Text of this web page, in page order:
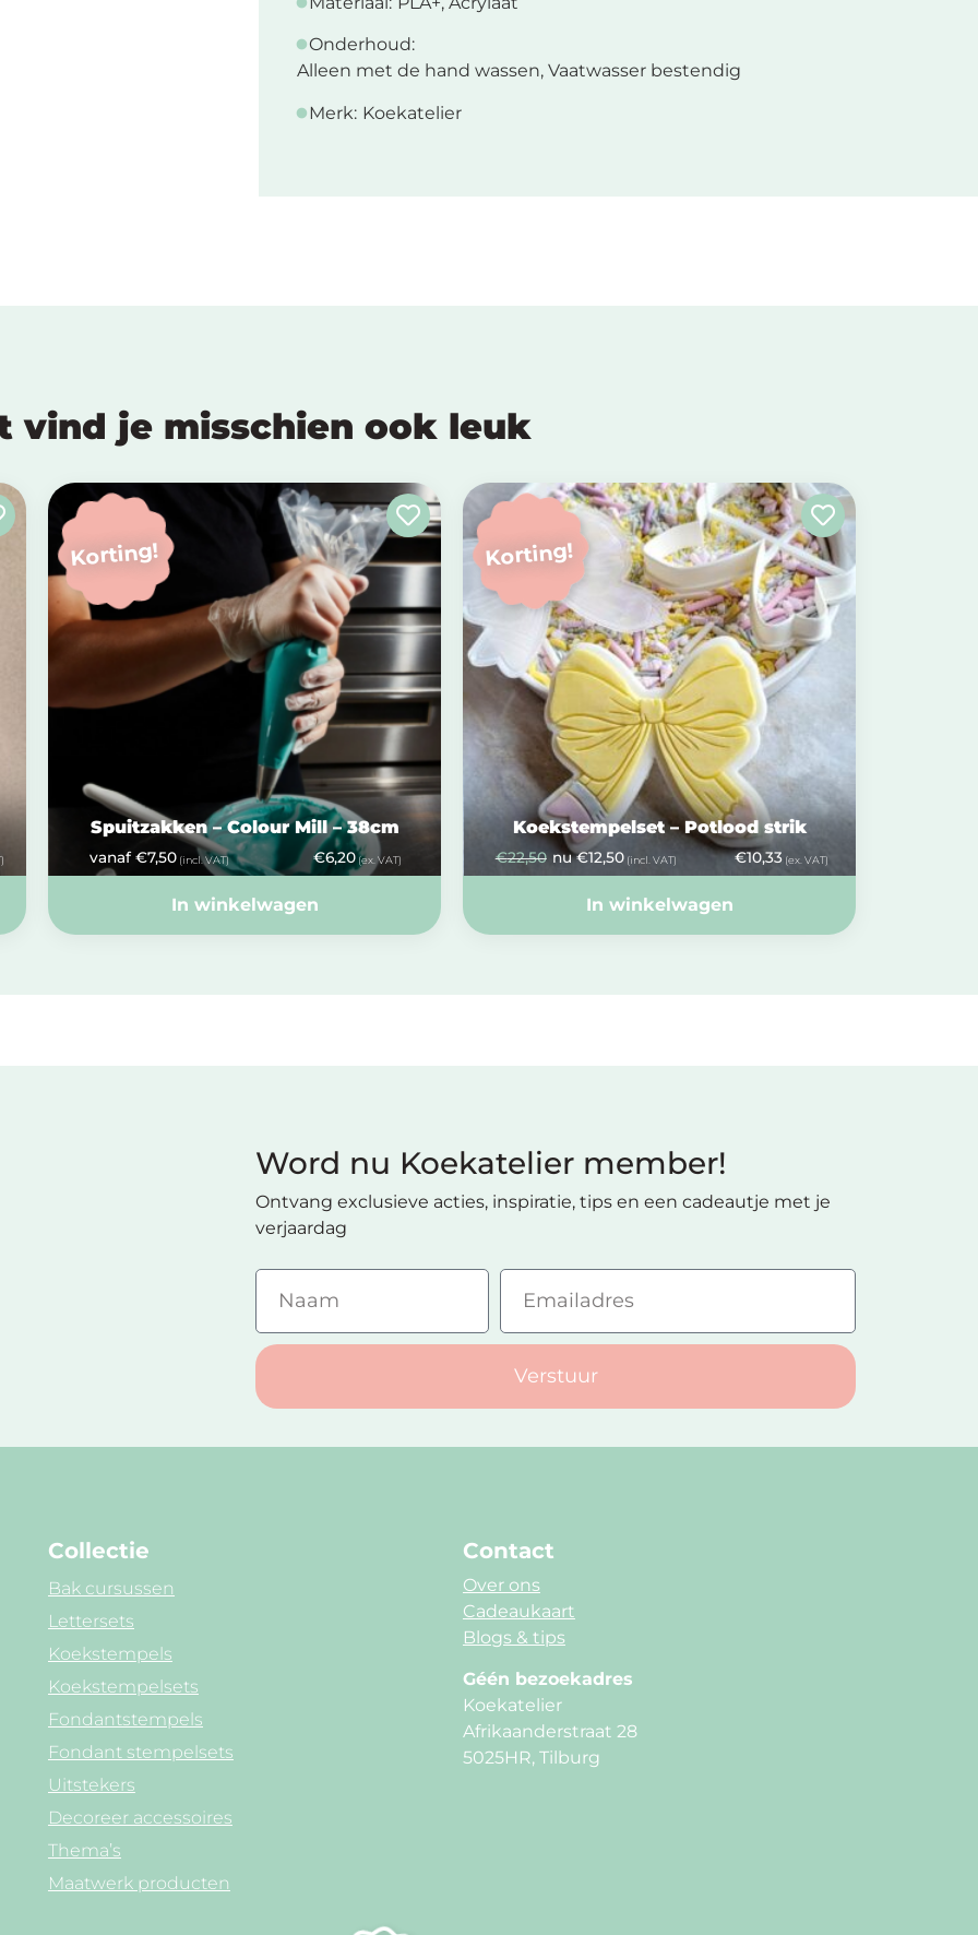
Onderhoud:
Alleen met de hand wassen, Vaatwasser bestendig
Merk: Koekatelier
vind je misschien ook leuk
Korting!
Spuitzakken – Colour Mill – 38cm
vanaf €7,50(incl. VAT) €6,20(ex. VAT)
In winkelwagen
Korting!
Koekstempelset – Potlood strik
€22,50 nu €12,50(incl. VAT) €10,33 (ex. VAT)
In winkelwagen
Word nu Koekatelier member!
Ontvang exclusieve acties, inspiratie, tips en een cadeautje met je
verjaardag
Verstuur
Collectie
Bak cursussen
Lettersets
Koekstempels
Koekstempelsets
Fondantstempels
Fondant stempelsets
Uitstekers
Decoreer accessoires
Thema’s
Maatwerk producten
Contact
Over ons
Cadeaukaart
Blogs & tips
Géén bezoekadres
Koekatelier
Afrikaanderstraat 28
5025HR, Tilburg